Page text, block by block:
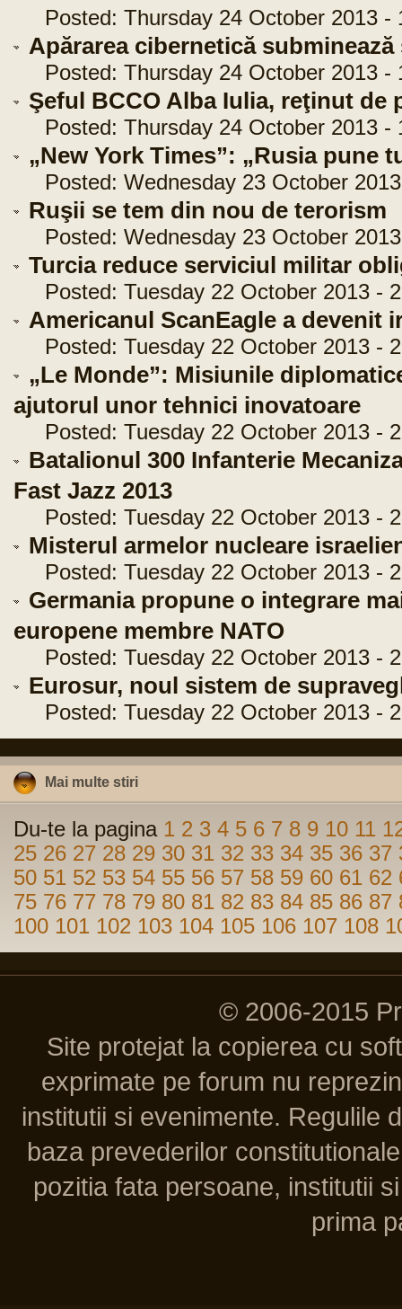
Posted: Thursday 24 October 2013 -
Apărarea cibernetică
Posted: Thursday 24 October 2013 -
Şeful BCCO Alba Iulia, reţinut de
Posted: Thursday 24 October 2013 -
„New York Times”: „Rusia pune
Posted: Wednesday 23 October 2013
Ruşii se tem din nou de terorism
Posted: Wednesday 23 October
Turcia reduce serviciul militar
Posted: Tuesday 22 October 2013 -
Americanul ScanEagle a devenit
Posted: Tuesday 22 October 2013 -
„Le Monde”: Misiunile
ajutorul unor tehnici inovatoare
Posted: Tuesday 22 October 2013 -
Batalionul 300 Infanterie
Fast Jazz 2013
Posted: Tuesday 22 October 2013 -
Misterul armelor nucleare
Posted: Tuesday 22 October 2013 -
Germania propune o integrare
europene membre NATO
Posted: Tuesday 22 October 2013 -
Eurosur, noul sistem de
Posted: Tuesday 22 October 2013 -
Mai multe stiri
Du-te la pagina 1 2 3 4 5 6 7 8 9 10 11
25 26 27 28 29 30 31 32 33 34 35 36 37
50 51 52 53 54 55 56 57 58 59 60 61 62
75 76 77 78 79 80 81 82 83 84 85 86 87
100 101 102 103 104 105 106 107 108
© 2006-2015
Site protejat la copierea cu
exprimate pe forum nu
institutii si evenimente. Regulile
baza prevederilor
pozitia fata persoane, institutii
prima